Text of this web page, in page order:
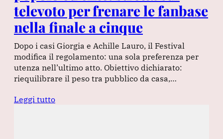
televoto per frenare le fanbase
nella finale a cinque
Dopo i casi Giorgia e Achille Lauro, il Festival
modifica il regolamento: una sola preferenza per
utenza nell’ultimo atto. Obiettivo dichiarato:
riequilibrare il peso tra pubblico da casa,…
Leggi tutto